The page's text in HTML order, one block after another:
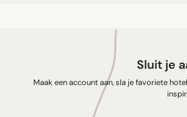
Sluit je
Maak een account aan, sla je favoriete